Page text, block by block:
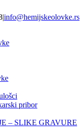
|info@hemijskeolovke.rs
pribor
– SLIKE GRAVURE